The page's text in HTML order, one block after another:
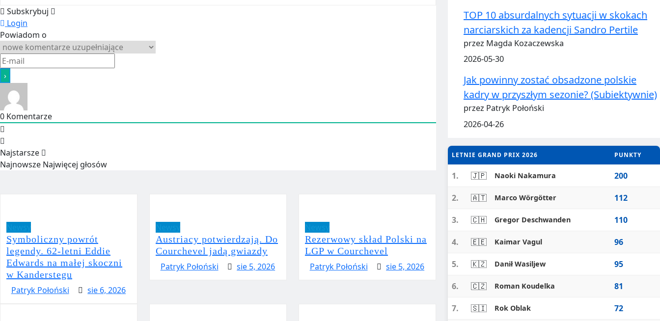
Subskrybuj
Login
Powiadom o
0 Komentarze
Najstarsze
Najnowsze Najwięcej głosów
Symboliczny powrót
legendy. 62-letni Eddie
Edwards na małej skoczni
w Kanderstegu
Patryk Połoński
sie 6, 2026
Austriacy potwierdzają. Do
Courchevel jadą gwiazdy
Patryk Połoński
sie 5, 2026
Rezerwowy skład Polski na
LGP w Courchevel
Patryk Połoński
sie 5, 2026
TOP 10 absurdalnych sytuacji w skokach
narciarskich za kadencji Sandro Pertile
przez Magda Kozaczewska
2026-05-30
Jak powinny zostać obsadzone polskie
kadry w przyszłym sezonie? (Subiektywnie)
przez Patryk Połoński
2026-04-26
LETNIE GRAND PRIX 2026 PUNKTY
1. 🇯🇵 Naoki Nakamura 200
2. 🇦🇹 Marco Wörgötter 112
3. 🇨🇭 Gregor Deschwanden 110
4. 🇪🇪 Kaimar Vagul 96
5. 🇰🇿 Danił Wasiljew 95
6. 🇨🇿 Roman Koudelka 81
7. 🇸🇮 Rok Oblak 72